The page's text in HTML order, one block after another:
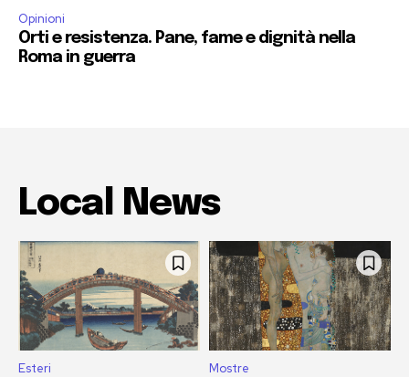
Opinioni
Orti e resistenza. Pane, fame e dignità nella
Roma in guerra
Local News
Esteri Mostre